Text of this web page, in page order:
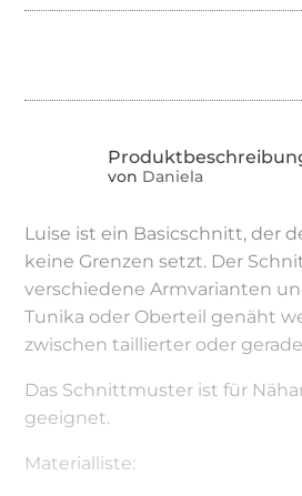
von Daniela
Luise ist ein Basicschnitt, der
keine Grenzen setzt. Der
verschiedene Armvarianten
Tunika oder Oberteil genäht
zwischen taillierter oder
Das Schnittmuster ist für
geeignet.
Materialliste: